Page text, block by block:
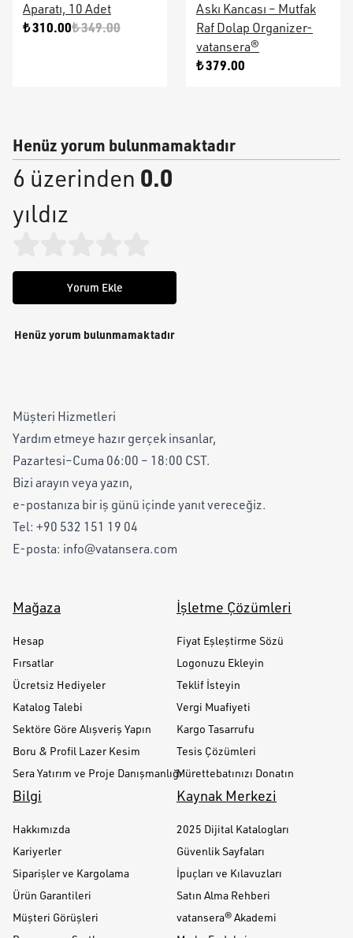
Aparatı, 10 Adet
₺ 310.00₺ 349.00
Askı Kancası – Mutfak
Raf Dolap Organizer-
vatansera®
₺ 379.00
Henüz yorum bulunmamaktadır
6 üzerinden 0.0
yıldız
Yorum Ekle
Henüz yorum bulunmamaktadır
Müşteri Hizmetleri
Yardım etmeye hazır gerçek insanlar,
Pazartesi–Cuma 06:00 – 18:00 CST.
Bizi arayın veya yazın,
e-postanıza bir iş günü içinde yanıt vereceğiz.
Tel: +90 532 151 19 04
E-posta: info@vatansera.com
Mağaza
Hesap
Fırsatlar
Ücretsiz Hediyeler
Katalog Talebi
Sektöre Göre Alışveriş Yapın
Boru & Profil Lazer Kesim
Sera Yatırım ve Proje Danışmanlığı
İşletme Çözümleri
Fiyat Eşleştirme Sözü
Logonuzu Ekleyin
Teklif İsteyin
Vergi Muafiyeti
Kargo Tasarrufu
Tesis Çözümleri
Mürettebatınızı Donatın
Bilgi
Hakkımızda
Kariyerler
Siparişler ve Kargolama
Ürün Garantileri
Müşteri Görüşleri
Kaynak Merkezi
2025 Dijital Katalogları
Güvenlik Sayfaları
İpuçları ve Kılavuzları
Satın Alma Rehberi
vatansera® Akademi